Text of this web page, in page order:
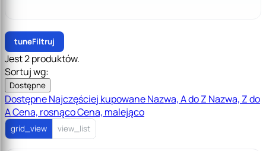
tuneFiltruj
Jest 2 produktów.
Sortuj wg:
Dostępne
DostępneNajczęściej kupowaneNazwa, A do Z Nazwa, Z do
ACena, rosnącoCena, malejąco
grid_view view_list